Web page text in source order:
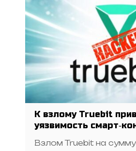
К взлому Truebit
уязвимость
Взлом Truebit на